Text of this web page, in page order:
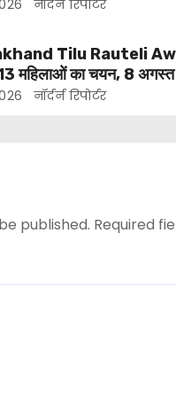
नॉर्दर्न रिपोर्टर
Tilu Rauteli
महिलाओं का चयन, 8 अगस्त
करेंगे सम्मानित
नॉर्दर्न रिपोर्टर
published. Required